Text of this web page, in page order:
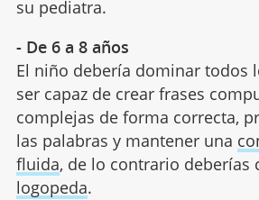
su pediatra.
- De 6 a 8 años
El niño debería dominar todos
ser capaz de crear frases
complejas de forma correcta,
las palabras y mantener una
fluida, de lo contrario deberías
logopeda.